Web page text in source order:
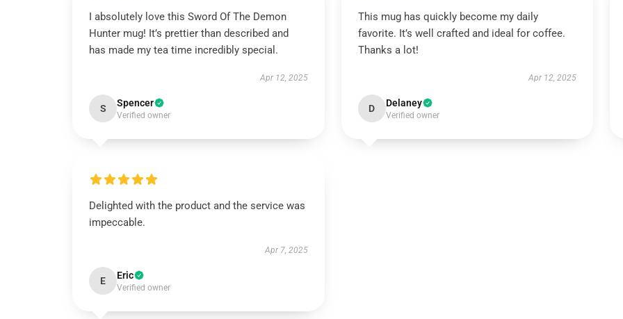
I absolutely love this Sword Of The Demon
Hunter mug! It’s prettier than described and
has made my tea time incredibly special.
Apr 12, 2025
S Spencer
Verified owner
This mug has quickly become my daily
favorite. It’s well crafted and ideal for coffee.
Thanks a lot!
Apr 12, 2025
D Delaney
Verified owner
Delighted with the product and the service was
impeccable.
Apr 7, 2025
E Eric
Verified owner